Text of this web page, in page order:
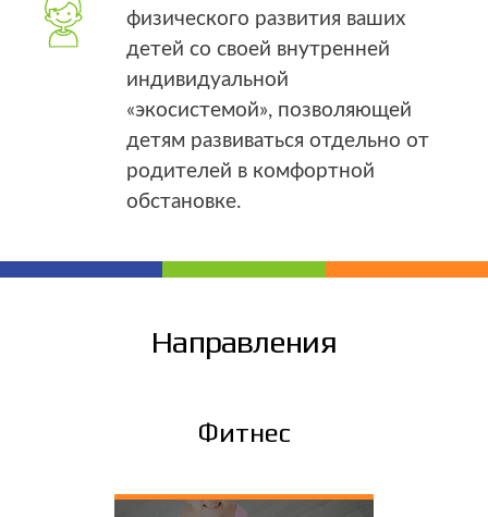
физического развития ваших
детей со своей внутренней
индивидуальной
«экосистемой», позволяющей
детям развиваться отдельно от
родителей в комфортной
обстановке.
Направления
Фитнес